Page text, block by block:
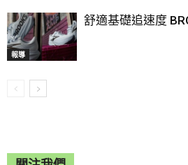
報導
舒適基礎追速度